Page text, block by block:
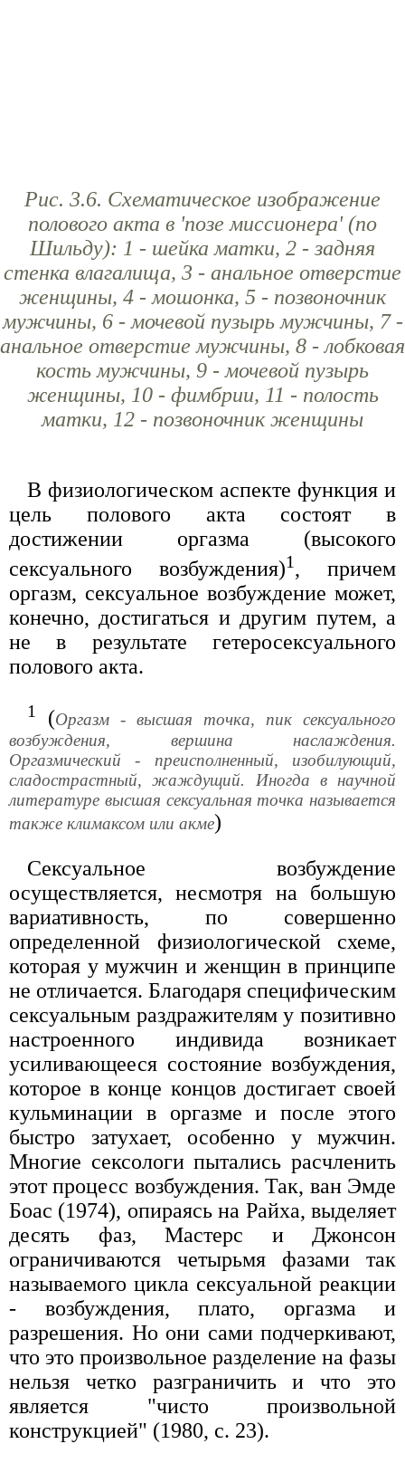
Рис. 3.6. Схематическое изображение
полового акта в 'позе миссионера' (по
Шильду): 1 - шейка матки, 2 - задняя
стенка влагалища, 3 - анальное отверстие
женщины, 4 - мошонка, 5 - позвоночник
мужчины, 6 - мочевой пузырь мужчины, 7 -
анальное отверстие мужчины, 8 - лобковая
кость мужчины, 9 - мочевой пузырь
женщины, 10 - фимбрии, 11 - полость
матки, 12 - позвоночник женщины
В физиологическом аспекте функция и
цель полового акта состоят в
достижении оргазма (высокого
сексуального возбуждения)1, причем
оргазм, сексуальное возбуждение может,
конечно, достигаться и другим путем, а
не в результате гетеросексуального
полового акта.
1 (Оргазм - высшая точка, пик сексуального
возбуждения, вершина наслаждения.
Оргазмический - преисполненный, изобилующий,
сладострастный, жаждущий. Иногда в научной
литературе высшая сексуальная точка называется
также климаксом или акме)
Сексуальное возбуждение
осуществляется, несмотря на большую
вариативность, по совершенно
определенной физиологической схеме,
которая у мужчин и женщин в принципе
не отличается. Благодаря специфическим
сексуальным раздражителям у позитивно
настроенного индивида возникает
усиливающееся состояние возбуждения,
которое в конце концов достигает своей
кульминации в оргазме и после этого
быстро затухает, особенно у мужчин.
Многие сексологи пытались расчленить
этот процесс возбуждения. Так, ван Эмде
Боас (1974), опираясь на Райха, выделяет
десять фаз, Мастерс и Джонсон
ограничиваются четырьмя фазами так
называемого цикла сексуальной реакции
- возбуждения, плато, оргазма и
разрешения. Но они сами подчеркивают,
что это произвольное разделение на фазы
нельзя четко разграничить и что это
является "чисто произвольной
конструкцией" (1980, с. 23).